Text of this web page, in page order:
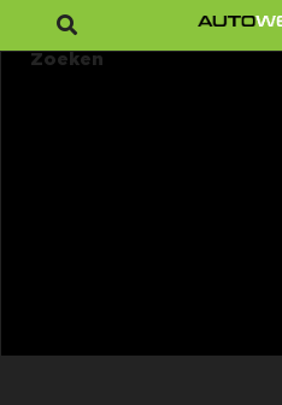
Zoeken